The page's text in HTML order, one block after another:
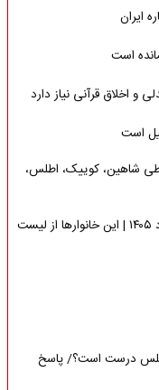
ایران
است
و اخلاق قرآنی نیاز دارد
است
شاهین، کوییک، اطلس،
تغییر زمان‌بندی واریز کالابرگ الکترونیکی مرداد ۱۴۰۵ | این خانوارها از لیست
درست است؟/ پاسخ